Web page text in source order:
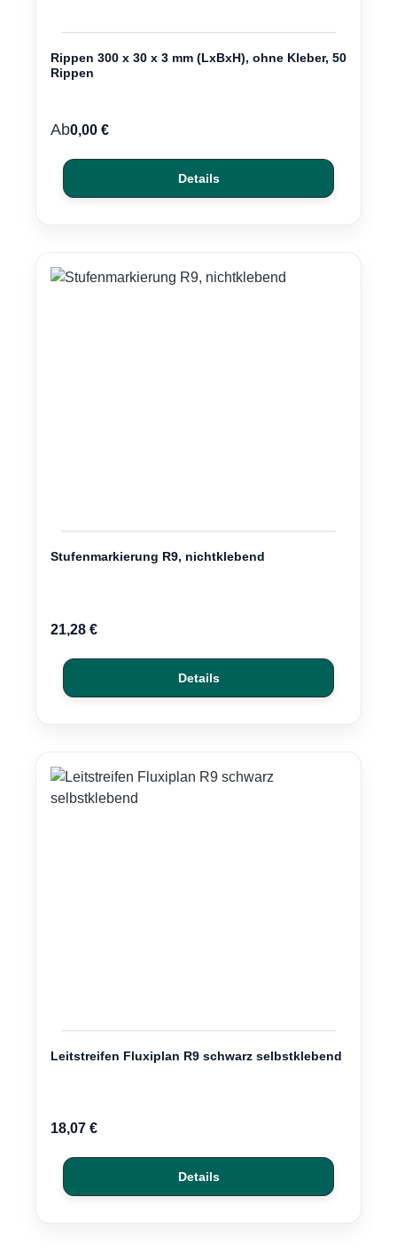
Rippen 300 x 30 x 3 mm (LxBxH), ohne Kleber, 50
Rippen
Regulärer Preis:
Ab0,00 €
Details
Stufenmarkierung R9, nichtklebend
Regulärer Preis:
21,28 €
Details
Leitstreifen Fluxiplan R9 schwarz selbstklebend
Regulärer Preis:
18,07 €
Details